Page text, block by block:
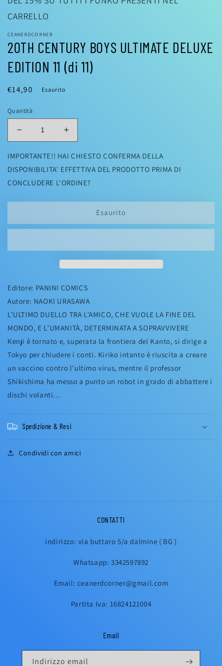
CARRELLO
CEANERDCORNER
20TH CENTURY BOYS ULTIMATE DELUXE
EDITION 11 (di 11)
Prezzo
listino
€14,90 Esaurito
Quantità
Diminuisci
quantità
per
20TH
BOYS
11
11)
Aumenta
quantità
per
20TH
BOYS
EDITION
11
11)
IMPORTANTE!! HAI CHIESTO CONFERMA DELLA
DISPONIBILITA' EFFETTIVA DEL PRODOTTO PRIMA DI
CONCLUDERE L'ORDINE?
Esaurito
Editore: PANINI COMICS
Autore: NAOKI URASAWA
L’ULTIMO DUELLO TRA L’AMICO, CHE VUOLE LA FINE DEL
MONDO, E L’UMANITÀ, DETERMINATA A SOPRAVVIVERE
Kenji è tornato e, superata la frontiera del Kanto, si dirige a
Tokyo per chiudere i conti. Kiriko intanto è riuscita a creare
un vaccino contro l’ultimo virus, mentre il professor
Shikishima ha messo a punto un robot in grado di abbattere i
dischi volanti...
Spedizione & Resi
Condividi con amici
CONTATTI
indirizzo: via buttaro 5/a dalmine ( BG )
Whatsapp: 3342597892
Email: ceanerdcorner@gmail.com
Partita Iva: 16824121004
Email
Indirizzo email